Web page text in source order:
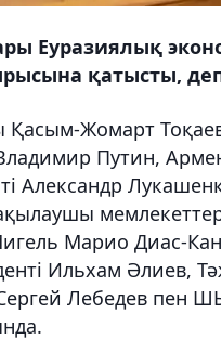
Еуразиялық
қатысты,
Жомарт
Путин,
Александр
Марио Диас-
Ильхам Әлиев,
Лебедев пен